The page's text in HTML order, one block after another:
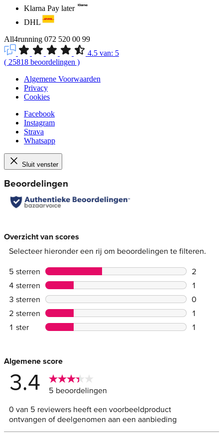
Klarna Pay later
DHL
All4running 072 520 00 99
4.5 van: 5
( 25818 beoordelingen )
Algemene Voorwaarden
Privacy
Cookies
Facebook
Instagram
Strava
Whatsapp
Sluit venster